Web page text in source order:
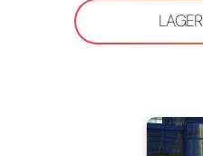
LAGER